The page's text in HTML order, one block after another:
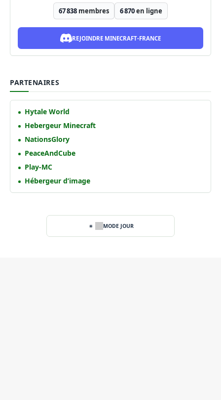
67 838 membres 6 870en ligne
REJOINDRE MINECRAFT-FRANCE
PARTENAIRES
Hytale World
Hebergeur Minecraft
NationsGlory
PeaceAndCube
Play-MC
Hébergeur d’image
MODE JOUR